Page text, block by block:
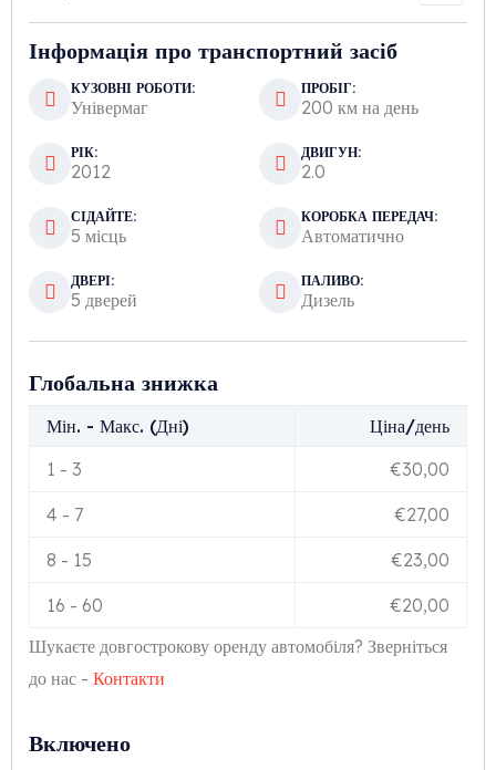
Інформація про транспортний засіб
КУЗОВНІ РОБОТИ:
Універмаг
ПРОБІГ:
200 км на день
РІК:
2012
ДВИГУН:
2.0
СІДАЙТЕ:
5 місць
КОРОБКА ПЕРЕДАЧ:
Автоматично
ДВЕРІ:
5 дверей
ПАЛИВО:
Дизель
Глобальна знижка
Мін. - Макс. (Дні)
Ціна/день
1 - 3 €30,00
4 - 7 €27,00
8 - 15 €23,00
16 - 60 €20,00
Шукаєте довгострокову оренду автомобіля? Зверніться
до нас - Контакти
Включено